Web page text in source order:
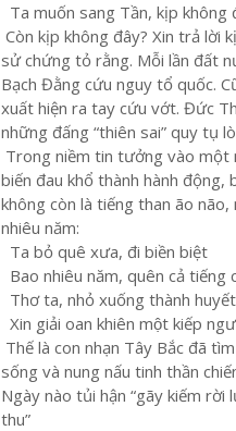
Ta muốn sang Tần, kịp không
Còn kịp không đây? Xin trả lời
sử chứng tỏ rằng. Mỗi lần đất
Bạch Đằng cứu nguy tổ quốc.
xuất hiện ra tay cứu vớt. Đức
những đấng “thiên sai” quy tụ
Trong niềm tin tưởng vào một
biến đau khổ thành hành
không còn là tiếng than ão
nhiêu năm:
Ta bỏ quê xưa, đi biền biệt
Bao nhiêu năm, quên cả tiếng
Thơ ta, nhỏ xuống thành
Xin giải oan khiên một kiếp
Thế là con nhạn Tây Bắc đã
sống và nung nấu tinh thần
Ngày nào tủi hận “gãy kiếm
thu”